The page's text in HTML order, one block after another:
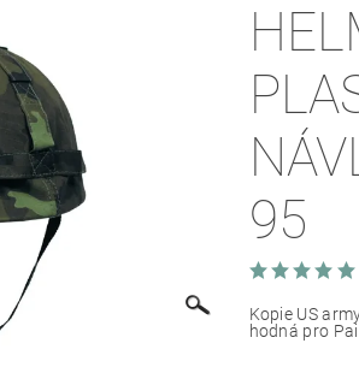
PŘÍSLUŠENSTVÍ
NOŽE VUVUZELA
NÁŠIVKY
95
Kopie US
hodná pro